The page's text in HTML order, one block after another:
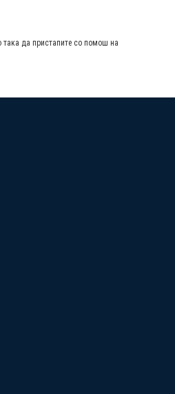
така да пристапите со помош на